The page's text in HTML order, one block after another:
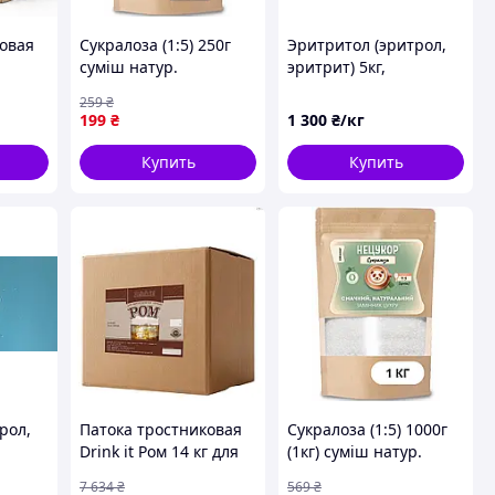
Cукралоза (1:5) 250г
суміш натур.
горчит, для
диетического питания
и похудения
199 ₴
259₴
Купить
Эритритол (эритрол,
эритрит) 5кг,
1 300 ₴/кг
Купить
Патока тростниковая
Drink it Ром 14 кг для
7 634₴
Cукралоза (1:5) 1000г
(1кг) суміш натур.
569₴